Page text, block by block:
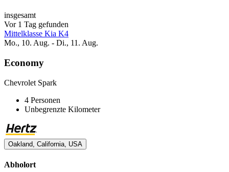
insgesamt
Vor 1 Tag gefunden
Mittelklasse Kia K4
Mo., 10. Aug. - Di., 11. Aug.
Economy
Chevrolet Spark
4 Personen
Unbegrenzte Kilometer
Oakland, California, USA
Abholort